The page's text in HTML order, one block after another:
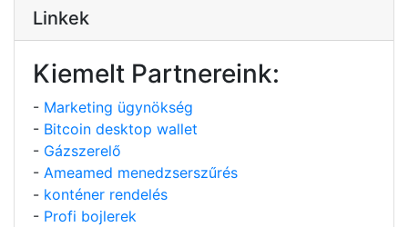
Linkek
Kiemelt Partnereink:
- Marketing ügynökség
- Bitcoin desktop wallet
- Gázszerelő
- Ameamed menedzserszűrés
- konténer rendelés
- Profi bojlerek